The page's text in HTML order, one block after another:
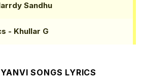
Sandhu
- Khullar G
SONGS LYRICS